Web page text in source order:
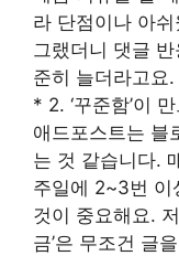
라 단점이나 아
그랬더니 댓글
준히 늘더라고요.
* 2. ‘꾸준함’이
애드포스트는 블
는 것 같습니다.
주일에 2~3번 이
것이 중요해요.
금’은 무조건 글